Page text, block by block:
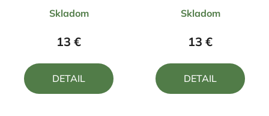
hodnotenie
produktu
5,0
z
Skladom
13 €
DETAIL
hodnotenie
produktu
5,0
z
Skladom
13 €
DETAIL